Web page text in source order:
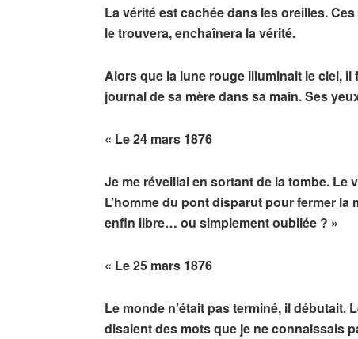
La vérité est cachée dans les oreilles.
le trouvera, enchaînera la vérité.
Alors que la lune rouge illuminait le ciel,
journal de sa mère dans sa main. Ses
« Le 24 mars 1876
Je me réveillai en sortant de la tombe. Le
L’homme du pont disparut pour fermer
enfin libre… ou simplement oubliée ? »
« Le 25 mars 1876
Le monde n’était pas terminé, il
disaient des mots que je ne connaissais